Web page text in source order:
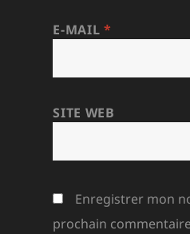
E-MAIL *
SITE WEB
Enregistrer mon
prochain